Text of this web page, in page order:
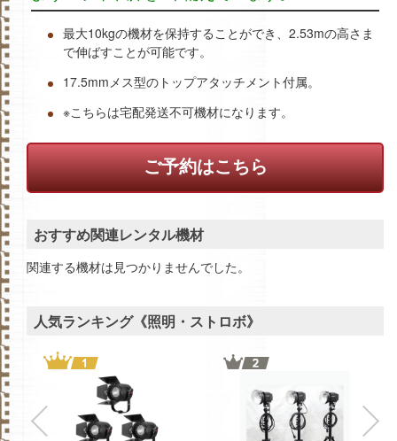
最大10kgの機材を保持することができ、2.53mの高さま
で伸ばすことが可能です。
17.5mmメス型のトップアタッチメント付属。
※こちらは宅配発送不可機材になります。
ご予約はこちら
おすすめ関連レンタル機材
関連する機材は見つかりませんでした。
人気ランキング《照明・ストロボ》